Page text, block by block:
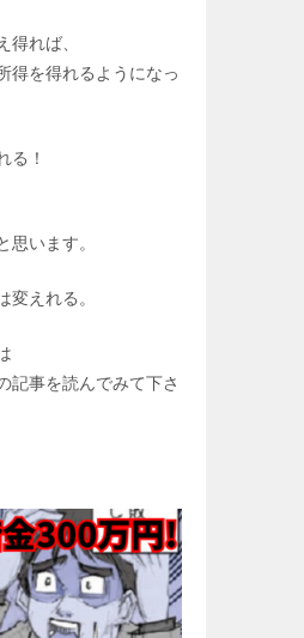
得れば、
得を得れるようになっ
る！
思います。
変えれる。
記事を読んでみて下さ